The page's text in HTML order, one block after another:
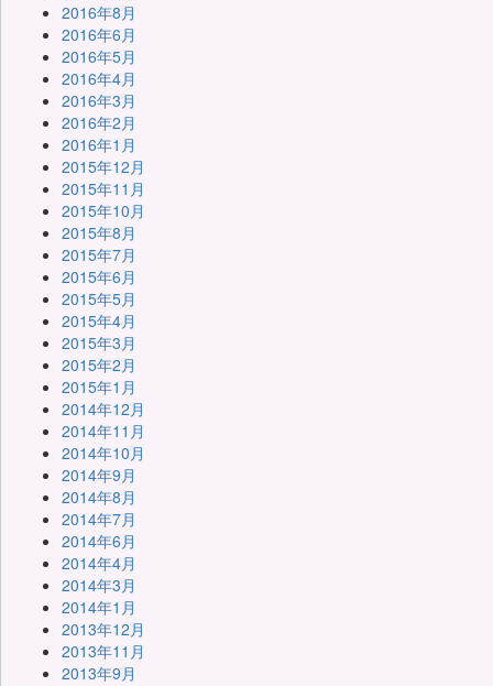
2016年8月
2016年6月
2016年5月
2016年4月
2016年3月
2016年2月
2016年1月
2015年12月
2015年11月
2015年10月
2015年8月
2015年7月
2015年6月
2015年5月
2015年4月
2015年3月
2015年2月
2015年1月
2014年12月
2014年11月
2014年10月
2014年9月
2014年8月
2014年7月
2014年6月
2014年4月
2014年3月
2014年1月
2013年12月
2013年11月
2013年9月